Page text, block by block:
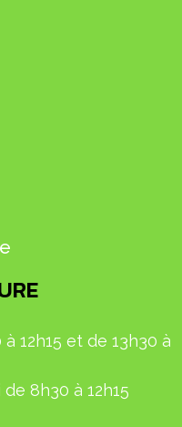
12h15 et de 13h30 à
de 8h30 à 12h15